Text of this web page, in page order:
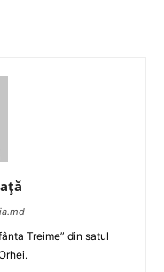
Treime” din satul